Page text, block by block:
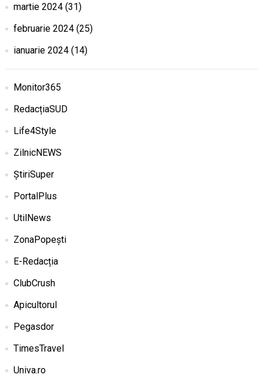
martie 2024(31)
februarie 2024(25)
ianuarie 2024(14)
Monitor365
RedacțiaSUD
Life4Style
ZilnicNEWS
ȘtiriSuper
PortalPlus
UtilNews
ZonaPopești
E-Redacția
ClubCrush
Apicultorul
Pegasdor
TimesTravel
Univa.ro